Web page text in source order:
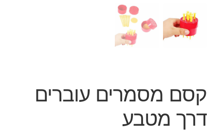
קסם מסמרים עוברים
דרך מטבע